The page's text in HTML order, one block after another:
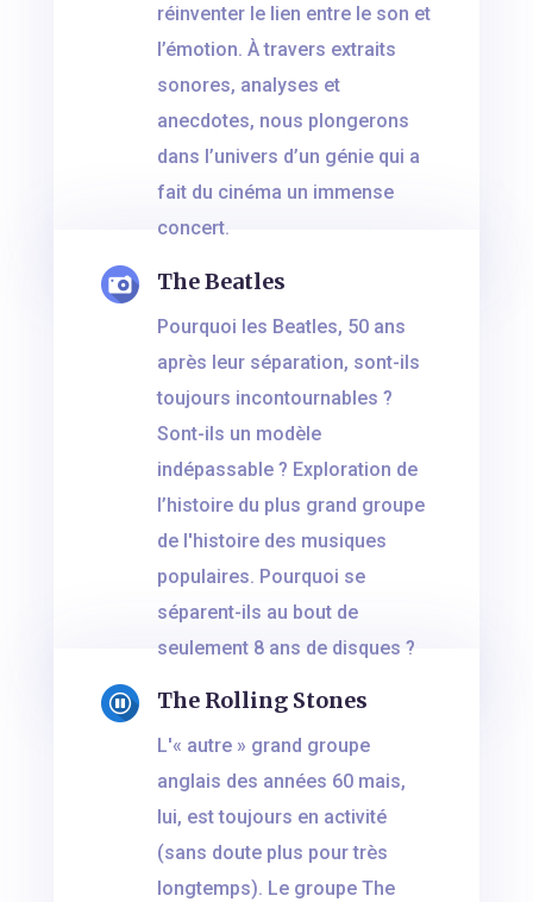
réinventer le lien entre le son et
l’émotion. À travers extraits
sonores, analyses et
anecdotes, nous plongerons
dans l’univers d’un génie qui a
fait du cinéma un immense
concert.
The Beatles
Pourquoi les Beatles, 50 ans
après leur séparation, sont-ils
toujours incontournables ?
Sont-ils un modèle
indépassable ? Exploration de
l’histoire du plus grand groupe
de l'histoire des musiques
populaires. Pourquoi se
séparent-ils au bout de
seulement 8 ans de disques ?
The Rolling Stones
L'« autre » grand groupe
anglais des années 60 mais,
lui, est toujours en activité
(sans doute plus pour très
longtemps). Le groupe The